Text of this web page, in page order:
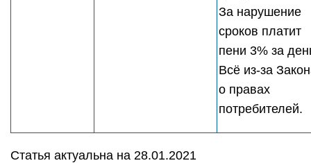
За нарушение
сроков платит
пени 3% за
Всё из-за
о правах
потребителей.
Статья актуальна на 28.01.2021